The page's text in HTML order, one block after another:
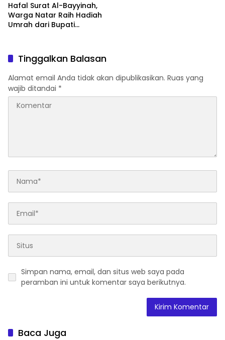
Hafal Surat Al-Bayyinah,
Warga Natar Raih Hadiah
Umrah dari Bupati
Tinggalkan Balasan
Alamat email Anda tidak akan dipublikasikan. Ruas yang
wajib ditandai *
Simpan nama, email, dan situs web saya pada
peramban ini untuk komentar saya berikutnya.
Baca Juga